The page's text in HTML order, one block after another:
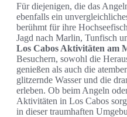
Für diejenigen, die das
ebenfalls ein
berühmt für ihre
Jagd nach Marlin, Tunfisch
Los Cabos Aktivitäten am
Besuchern, sowohl die
genießen als auch die
glitzernde Wasser und die
erleben. Ob beim Angeln
Aktivitäten in Los Cabos
in dieser traumhaften